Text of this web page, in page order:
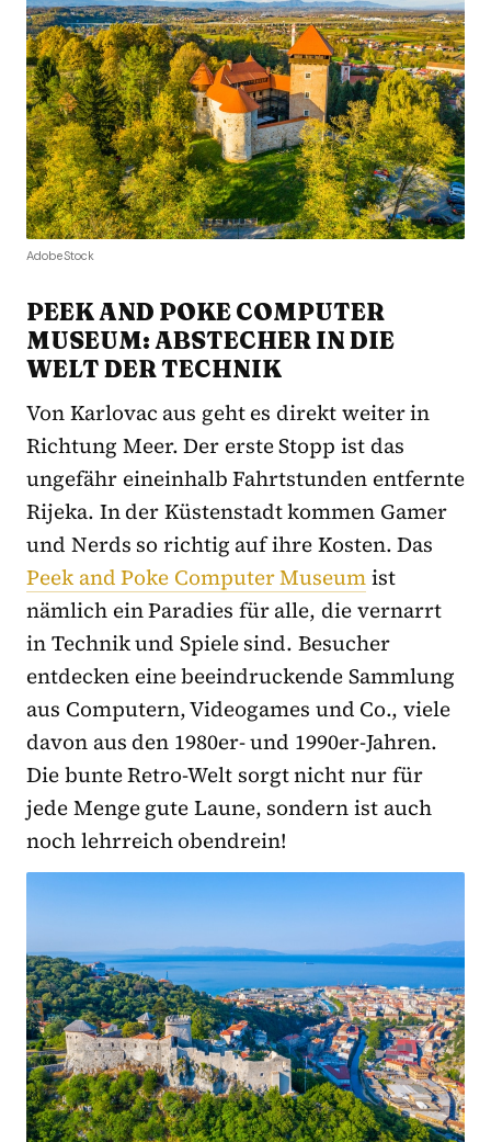
AdobeStock
PEEK AND POKE COMPUTER
MUSEUM: ABSTECHER IN DIE
WELT DER TECHNIK
Von Karlovac aus geht es direkt weiter in
Richtung Meer. Der erste Stopp ist das
ungefähr eineinhalb Fahrtstunden entfernte
Rijeka. In der Küstenstadt kommen Gamer
und Nerds so richtig auf ihre Kosten. Das
Peek and Poke Computer Museumist
nämlich ein Paradies für alle, die vernarrt
in Technik und Spiele sind. Besucher
entdecken eine beeindruckende Sammlung
aus Computern, Videogames und Co., viele
davon aus den 1980er- und 1990er-Jahren.
Die bunte Retro-Welt sorgt nicht nur für
jede Menge gute Laune, sondern ist auch
noch lehrreich obendrein!